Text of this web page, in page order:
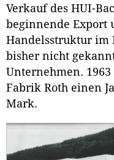
Verkauf des HUI-
beginnende Export
Handelsstruktur im
bisher nicht
Unternehmen.
Fabrik Roth einen
Mark.